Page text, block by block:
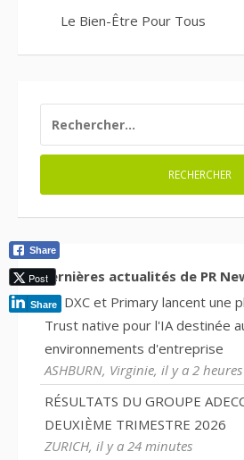
Le Bien-Être Pour Tous
Dernières actualités de PR
DXC et Primary lancent une
Trust native pour l'IA destinée
environnements d'entreprise
ASHBURN, Virginie, il y a 2 heures
RÉSULTATS DU GROUPE
DEUXIÈME TRIMESTRE 2026
ZURICH, il y a 24 minutes
Share
Post
Share